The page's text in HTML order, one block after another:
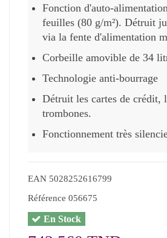
Fonction d'auto-
feuilles (80 g/m²). Détruit
via la fente d'alimentation
Corbeille amovible de 34
Technologie anti-bourrage
Détruit les cartes de crédit,
trombones.
Fonctionnement très
EAN 5028252616799
Référence 056675
En Stock